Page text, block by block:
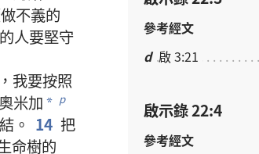
做不義的
的人要堅守
， 我要按照
奧米加 * p
。 14 把
命樹的
參考經文
d 啟 3:21
啟示錄 22:4
參考經文